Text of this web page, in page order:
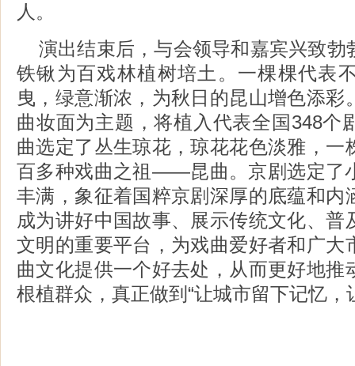
人。
演出结束后，与会领导和嘉宾兴致勃
铁锹为百戏林植树培土。一棵棵代表
曳，绿意渐浓，为秋日的昆山增色添彩
曲妆面为主题，将植入代表全国348个
曲选定了丛生琼花，琼花花色淡雅，一
百多种戏曲之祖——昆曲。京剧选定了
丰满，象征着国粹京剧深厚的底蕴和内
成为讲好中国故事、展示传统文化、普
文明的重要平台，为戏曲爱好者和广大
曲文化提供一个好去处，从而更好地推
根植群众，真正做到“让城市留下记忆，